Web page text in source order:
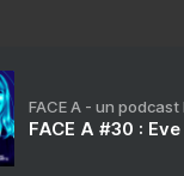
FACE A - un
FACE A #30 :